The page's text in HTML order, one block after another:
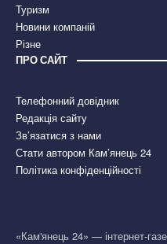
Туризм
Новини компаній
Різне
ПРО САЙТ
Телефонний довідник
Редакція сайту
Зв’язатися з нами
Стати автором Кам’янець 24
Політика конфіденційності
«Кам'янець 24» — інтернет-